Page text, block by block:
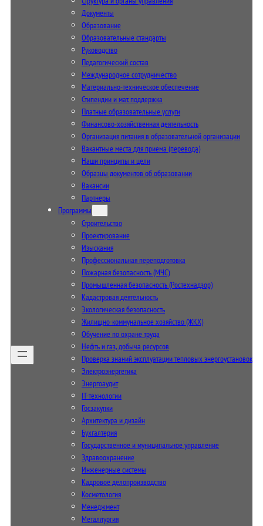
Документы
Образование
Образовательные стандарты
Руководство
Педагогический состав
Международное сотрудничество
Материально-техническое обеспечение
Стипендии и мат. поддержка
Платные образовательные услуги
Финансово-хозяйственная деятельность
Организация питания в образовательной организации
Вакантные места для приема (перевода)
Наши принципы и цели
Образцы документов об образовании
Вакансии
Партнеры
Программы
Строительство
Проектирование
Изыскания
Профессиональная переподготовка
Пожарная безопасность (МЧС)
Промышленная безопасность (Ростехнадзор)
Кадастровая деятельность
Экологическая безопасность
Жилищно-коммунальное хозяйство (ЖКХ)
Обучение по охране труда
Нефть и газ, добыча ресурсов
Проверка знаний эксплуатации тепловых энергоустановок
Электроэнергетика
Энергоаудит
IT-технологии
Госзакупки
Архитектура и дизайн
Бухгалтерия
Государственное и муниципальное управление
Здравоохранение
Инженерные системы
Кадровое делопроизводство
Косметология
Менеджмент
Металлургия